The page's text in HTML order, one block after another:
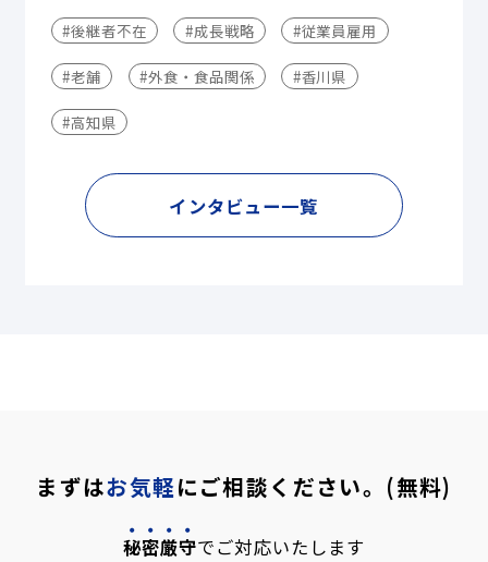
#後継者不在 #成長戦略 #従業員雇用
#老舗 #外食・食品関係 #香川県
#高知県
インタビュー一覧
まずはお気軽にご相談ください。(無料)
秘密厳守でご対応いたします